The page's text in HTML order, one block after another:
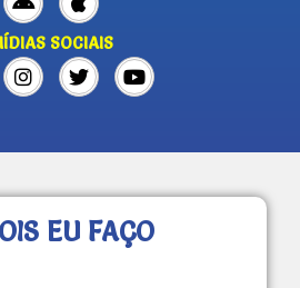
SOCIAIS
EU FAÇO